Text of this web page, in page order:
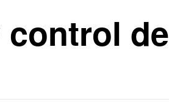
de